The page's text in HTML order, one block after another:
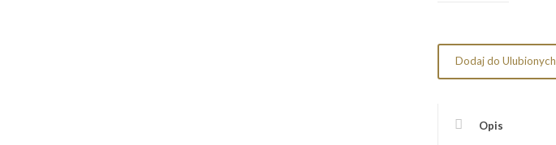
Dodaj do Ulubionych
Opis